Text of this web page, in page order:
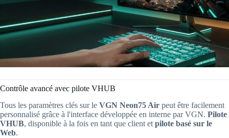
Contrôle avancé avec pilote VHUB
Tous les paramètres clés sur le VGN Neon75 Air peut être facilement
personnalisé grâce à l'interface développée en interne par VGN. Pilote
VHUB, disponible à la fois en tant que client et pilote basé sur le
Web.